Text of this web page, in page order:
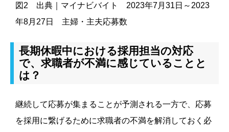
図2 出典｜マイナビバイト 2023年7月31日～2023
年8月27日 主婦・主夫応募数
長期休暇中における採用担当の対応
で、求職者が不満に感じていることと
は？
継続して応募が集まることが予測される一方で、応募
を採用に繋げるために求職者の不満を解消しておく必